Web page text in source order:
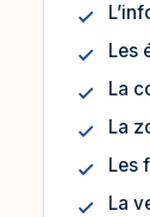
Les
La
La
Les
La